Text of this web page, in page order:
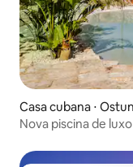
Casa cubana ⋅
Nova piscina de